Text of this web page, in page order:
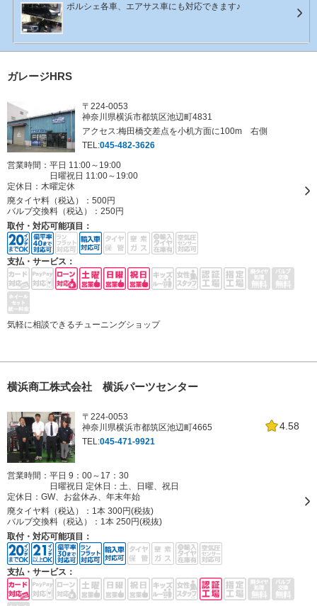
ポルシェ各車、エアサス車にも対応できます♪
ガレージHRS
〒224-0053
神奈川県横浜市都筑区池辺町4831
アクセス:梅田橋交差点を小机方面に100m 右側
TEL:045-482-3626
営業時間：平日 11:00～19:00
日曜祝日 11:00～19:00
定休日： 木曜定休
廃タイヤ料（税込）： 500円
バルブ交換料（税込）： 250円
取付・対応可能項目：
支払・サービス：
気軽に相談できるチューニングショップ
横浜商工株式会社 横浜パーツセンター
4.58
〒224-0053
神奈川県横浜市都筑区池辺町4665
TEL:045-471-9921
営業時間：平日 9：00～17：30
日曜祝日 定休日：土、日曜、祝日
定休日： GW、お盆休み、年末年始
廃タイヤ料（税込）： 1本 300円(税抜)
バルブ交換料（税込）： 1本 250円(税抜)
取付・対応可能項目：
支払・サービス：